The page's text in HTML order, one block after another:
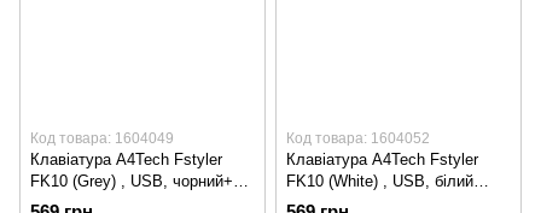
Код товара: 1604049
Клавіатура A4Tech Fstyler
FK10 (Grey) , USB, чорний+
сірий FK10 (Grey)
Код товара: 1604052
Клавіатура A4Tech Fstyler
FK10 (White) , USB, білий
FK10 (White)